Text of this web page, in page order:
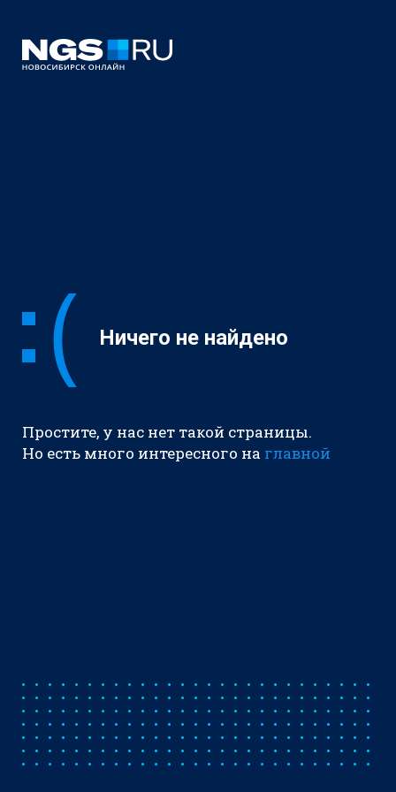
Ничего не найдено
Простите, у нас нет такой страницы.
Но есть много интересного на главной